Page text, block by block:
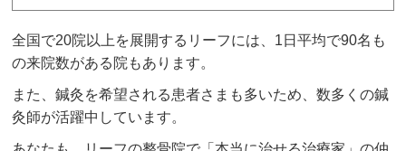
全国で20院以上を展開するリーフには、1日平均で90名も
の来院数がある院もあります。
また、鍼灸を希望される患者さまも多いため、数多くの鍼
灸師が活躍中しています。